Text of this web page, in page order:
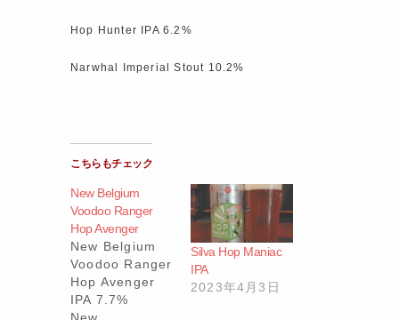
Hop Hunter IPA 6.2%
Narwhal Imperial Stout 10.2%
こちらもチェック
New Belgium
Voodoo Ranger
Hop Avenger
New Belgium
Voodoo Ranger
Hop Avenger
IPA 7.7%
Silva Hop Maniac
IPA
2023年4月3日